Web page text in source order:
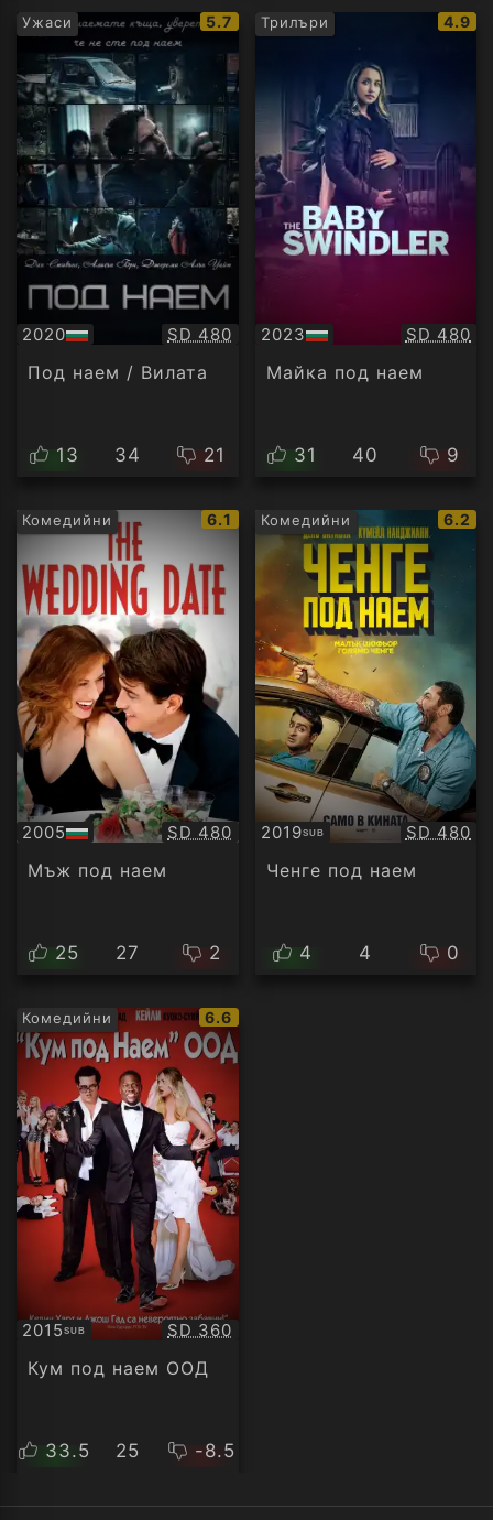
Ужаси
IMDb
рейтинг:
5.7
2020
БГ
аудио
Качество:
SD 480
Под наем / Вилата
13 34 21
Трилъри
IMDb
4.9
2023
БГ
аудио
SD 480
Майка под наем
31 40 9
Комедийни
IMDb
рейтинг:
6.1
2005
БГ
аудио
Качество:
SD 480
Мъж под наем
25 27 2
Комедийни
IMDb
6.2
2019SUB
Субтитри SD 480
Ченге под наем
4 4 0
Комедийни
IMDb
рейтинг:
6.6
2015SUB
Субтитри Качество:
SD 360
Кум под наем ООД
33.5 25 -8.5